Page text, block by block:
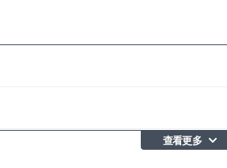
查看更多